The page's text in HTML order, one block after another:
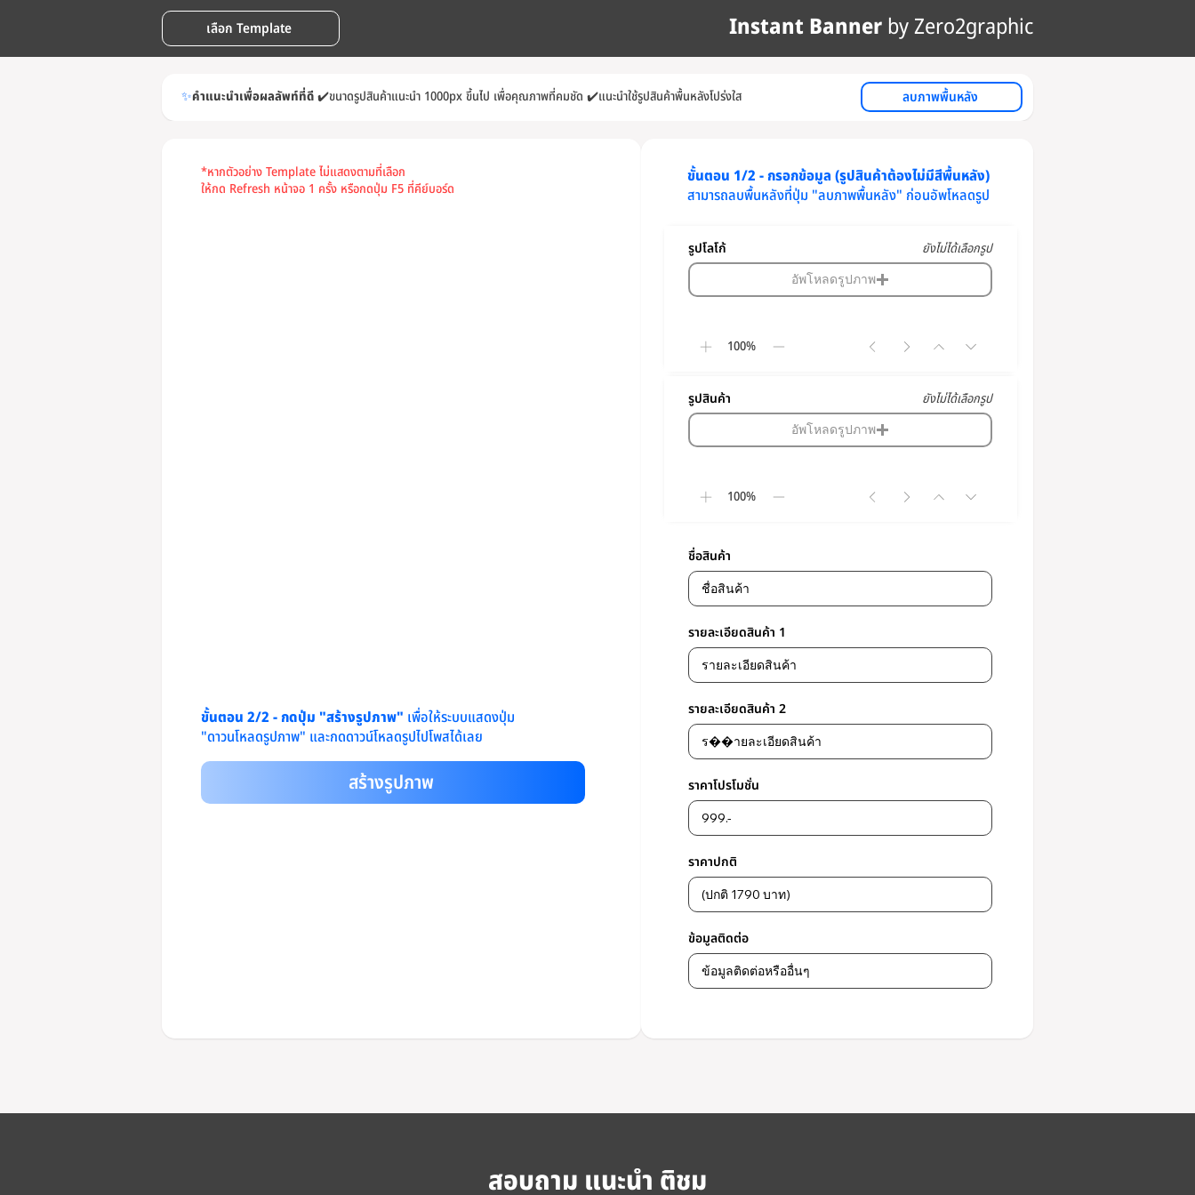
เลือก Template Instant Banner by Zero2graphic
✨คำแนะนำเพื่อผลลัพท์ที่ดี✔️ขนาดรูปสินค้าแนะนำ 1000px ขึ้นไป เพื่อคุณภาพที่คมชัด ✔️แนะนำใช้รูปสินค้าพื้นหลังโปร่งใส ลบภาพพื้นหลัง
*หากตัวอย่าง Template ไม่แสดงตามที่เลือก
ให้กด Refresh หน้าจอ 1 ครั้ง หรือกดปุ่ม F5 ที่คีย์บอร์ด
ขั้นตอน 2/2 - กดปุ่ม "สร้างรูปภาพ" เพื่อให้ระบบแสดงปุ่ม
"ดาวนโหลดรูปภาพ" และกดดาวน์โหลดรูปไปโพสได้เลย
สร้างรูปภาพ
ขั้นตอน 1/2 - กรอกข้อมูล (รูปสินค้าต้องไม่มีสีพื้นหลัง)
สามารถลบพื้นหลังที่ปุ่ม "ลบภาพพื้นหลัง" ก่อนอัพโหลดรูป
รูปโลโก้ ยังไม่ได้เลือกรูป
อัพโหลดรูปภาพ
100%
รูปสินค้า ยังไม่ได้เลือกรูป
อัพโหลดรูปภาพ
100%
ชื่อสินค้า
รายละเอียดสินค้า 1
รายละเอียดสินค้า 2
ราคาโปรโมชั่น
ราคาปกติ
ข้อมูลติดต่อ
สอบถาม แนะนำ ติชม